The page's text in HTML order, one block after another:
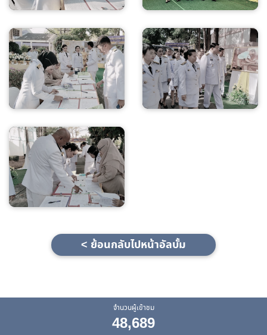
< ย้อนกลับไปหน้าอัลบั้ม
จำนวนผู้เข้าชม
48,689